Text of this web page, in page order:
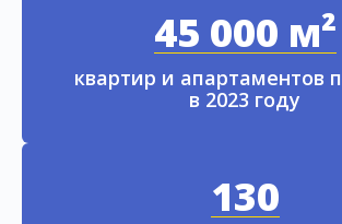
45 000 м²
квартир и апартаментов
в 2023 году
130